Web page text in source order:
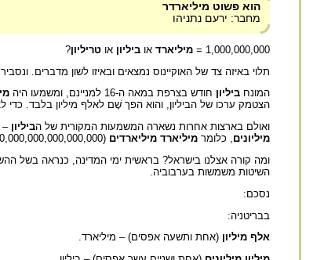
הוא פשוט מיליארדר
מחבר: ירעם נתניהו
1,000,000,000 = מיליארד או ביליון או טריליון?
תלוי באיזה צד של האוקיינוס נמצאים ובאיזו לשון מדברים.
המונח ביליון חודש בצרפת במאה ה-16 למניינם, ומשמעו היה
הצטמק ערכו של הביליון, והוא הפך שָׁם לאלף מיליון בלבד. כדי
ואולם בארצות אחרות נשארה המשמעות המקורית של הביליון –
מיליונים, כלומר מיליארד מיליארדים (1,000,000,000,000,000,000). כך בבריטניה.
ומה קורה אצלנו בישראל? בראשית ימי המדינה, כנראה בשל
השיטות משמשות בערבוביה.
נסכם:
בבריטניה:
אלף מיליון (אחת ותשעה אפסים) – מיליארד.